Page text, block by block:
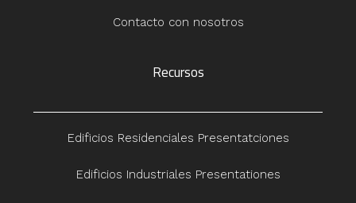
Contacto con nosotros
Recursos
Edificios Residenciales Presentatciones
Edificios Industriales Presentationes